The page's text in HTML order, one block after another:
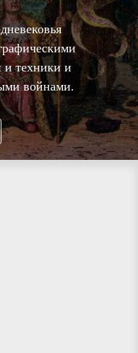
и техники и
войнами.